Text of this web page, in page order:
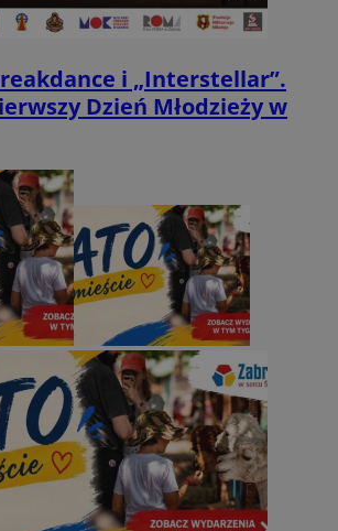
i „Interstellar”.
Dzień Młodzieży w